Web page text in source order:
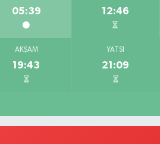
05:39 12:46
AKŞAM
19:43
YATSI
21:09